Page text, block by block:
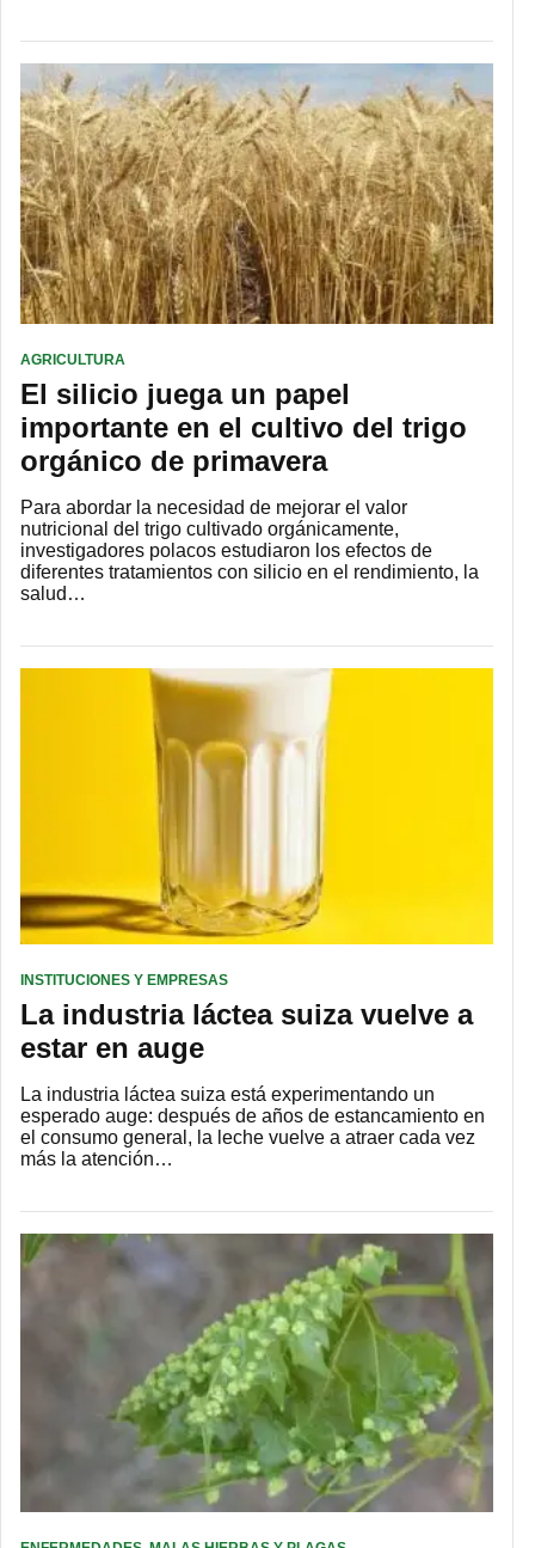
AGRICULTURA
El silicio juega un papel
importante en el cultivo del trigo
orgánico de primavera
Para abordar la necesidad de mejorar el valor
nutricional del trigo cultivado orgánicamente,
investigadores polacos estudiaron los efectos de
diferentes tratamientos con silicio en el rendimiento, la
salud…
INSTITUCIONES Y EMPRESAS
La industria láctea suiza vuelve a
estar en auge
La industria láctea suiza está experimentando un
esperado auge: después de años de estancamiento en
el consumo general, la leche vuelve a atraer cada vez
más la atención…